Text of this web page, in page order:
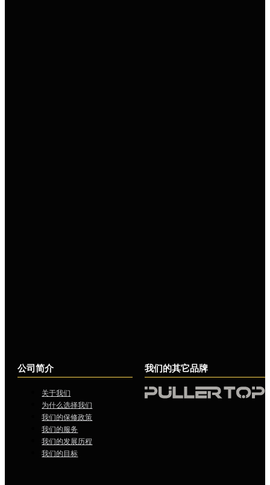
公司简介
关于我们
为什么选择我们
我们的保修政策
我们的服务
我们的发展历程
我们的目标
我们的其它品牌